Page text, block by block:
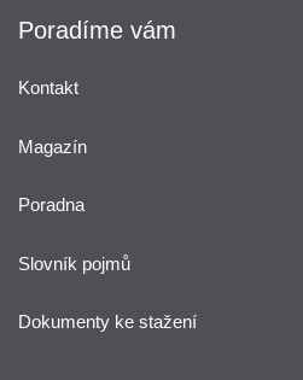
Poradíme vám
Kontakt
Magazín
Poradna
Slovník pojmů
Dokumenty ke stažení